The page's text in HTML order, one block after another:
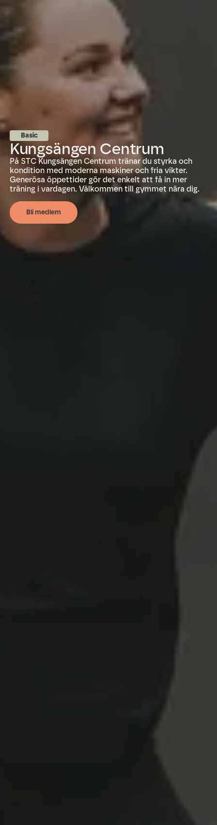
Basic
Kungsängen Centrum
På STC Kungsängen Centrum tränar du styrka och
kondition med moderna maskiner och fria vikter.
Generösa öppettider gör det enkelt att få in mer
träning i vardagen. Välkommen till gymmet nära dig.
Bli medlem